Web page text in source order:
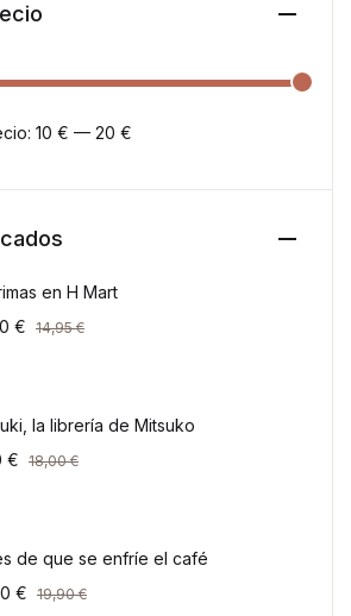
10 € — 20 €
en H Mart
€ 14,95€
la librería de Mitsuko
€ 18,00€
de que se enfríe el café
€ 19,90€